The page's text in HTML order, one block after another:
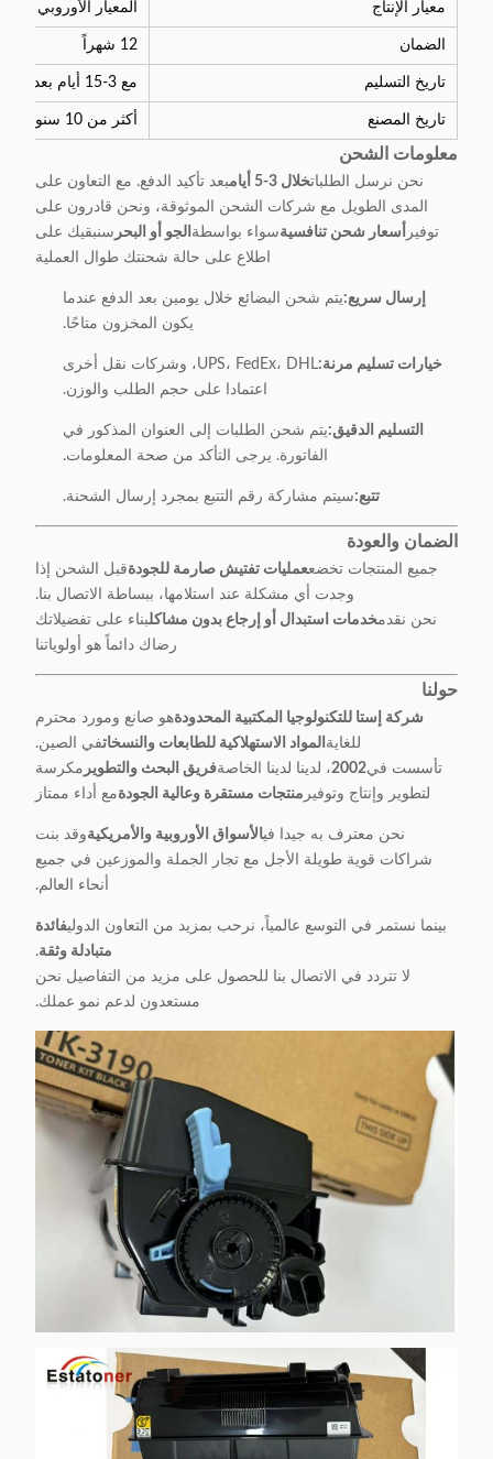
معيار الإنتاج المعيار الأوروبي
الضمان 12 شهراً
تاريخ التسليم مع 3-15 أيام بعد تلقي الدفع
تاريخ المصنع أكثر من 10 سنوات
معلومات الشحن
نحن نرسل الطلباتخلال 3-5 أيام
بعد تأكيد الدفع. مع التعاون على
المدى الطويل مع شركات الشحن الموثوقة، ونحن قادرون على
توفير
أسعار شحن تنافسيةسواء بواسطة الجو أو البحر سنبقيك على
اطلاع على حالة شحنتك طوال العملية
إرسال سريع:يتم شحن البضائع خلال يومين بعد الدفع عندما
يكون المخزون متاحًا.
خيارات تسليم مرنة:
UPS، FedEx، DHL، وشركات نقل أخرى
اعتمادا على حجم الطلب والوزن.
التسليم الدقيق:يتم شحن الطلبات إلى العنوان المذكور في
الفاتورة. يرجى التأكد من صحة المعلومات.
تتبع:سيتم مشاركة رقم التتبع بمجرد إرسال الشحنة.
الضمان والعودة
جميع المنتجات تخضععمليات تفتيش صارمة للجودةقبل الشحن إذا
وجدت أي مشكلة عند استلامها، ببساطة الاتصال بنا.
نحن نقدمخدمات استبدال أو إرجاع بدون مشاكلبناء على تفضيلاتك
رضاك دائماً هو أولوياتنا
حولنا
شركة إستا للتكنولوجيا المكتبية المحدودةهو صانع ومورد محترم
للغاية المواد الاستهلاكية للطابعات والنسخاتفي الصين.
تأسست في2002، لدينا لدينا الخاصةفريق البحث والتطوير مكرسة
لتطوير وإنتاج وتوفير منتجات مستقرة وعالية الجودةمع أداء ممتاز
نحن معترف به جيدا فيالأسواق الأوروبية والأمريكيةوقد بنت
شراكات قوية طويلة الأجل مع تجار الجملة والموزعين في جميع
أنحاء العالم.
بينما نستمر في التوسع عالمياً، نرحب بمزيد من التعاون الدوليفائدة
متبادلة وثقة.
لا تتردد في الاتصال بنا للحصول على مزيد من التفاصيل نحن
مستعدون لدعم نمو عملك.